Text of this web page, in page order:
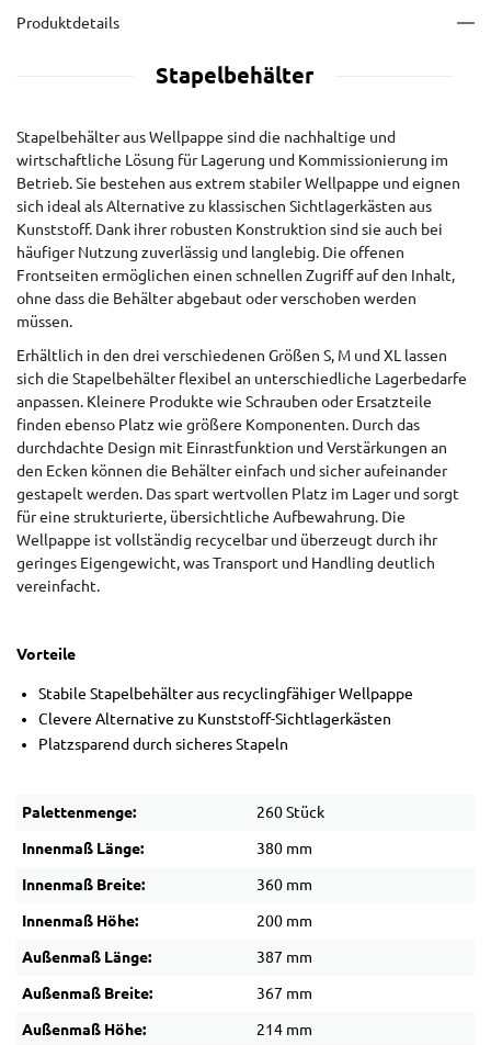
Produktdetails
Stapelbehälter
Stapelbehälter aus Wellpappe sind die nachhaltige und
wirtschaftliche Lösung für Lagerung und Kommissionierung im
Betrieb. Sie bestehen aus extrem stabiler Wellpappe und eignen
sich ideal als Alternative zu klassischen Sichtlagerkästen aus
Kunststoff. Dank ihrer robusten Konstruktion sind sie auch bei
häufiger Nutzung zuverlässig und langlebig. Die offenen
Frontseiten ermöglichen einen schnellen Zugriff auf den Inhalt,
ohne dass die Behälter abgebaut oder verschoben werden
müssen.
Erhältlich in den drei verschiedenen Größen S, M und XL lassen
sich die Stapelbehälter flexibel an unterschiedliche Lagerbedarfe
anpassen. Kleinere Produkte wie Schrauben oder Ersatzteile
finden ebenso Platz wie größere Komponenten. Durch das
durchdachte Design mit Einrastfunktion und Verstärkungen an
den Ecken können die Behälter einfach und sicher aufeinander
gestapelt werden. Das spart wertvollen Platz im Lager und sorgt
für eine strukturierte, übersichtliche Aufbewahrung. Die
Wellpappe ist vollständig recycelbar und überzeugt durch ihr
geringes Eigengewicht, was Transport und Handling deutlich
vereinfacht.
Vorteile
Stabile Stapelbehälter aus recyclingfähiger Wellpappe
Clevere Alternative zu Kunststoff-Sichtlagerkästen
Platzsparend durch sicheres Stapeln
Palettenmenge: 260 Stück
Innenmaß Länge: 380 mm
Innenmaß Breite: 360 mm
Innenmaß Höhe: 200 mm
Außenmaß Länge: 387 mm
Außenmaß Breite: 367 mm
Außenmaß Höhe: 214 mm